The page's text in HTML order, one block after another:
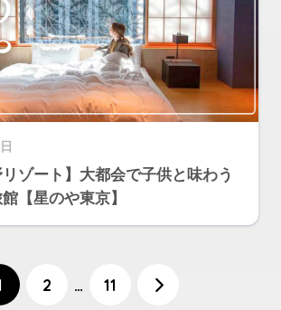
リゾート】大都会で子供と味わう
【星のや東京】
2 … 11